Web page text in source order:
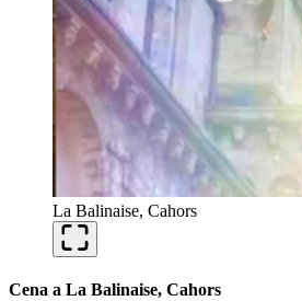
La Balinaise, Cahors
Cena a La Balinaise, Cahors